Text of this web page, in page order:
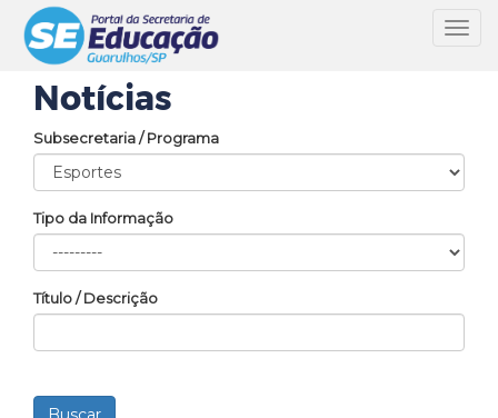
Notícias
Subsecretaria / Programa
Tipo da Informação
Título / Descrição